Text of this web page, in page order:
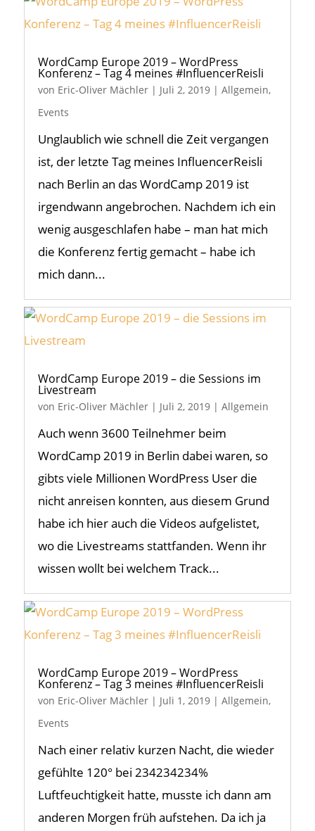
WordCamp Europe 2019 – WordPress
Konferenz – Tag 4 meines #InfluencerReisli
von Eric-Oliver Mächler| Juli 2, 2019| Allgemein,
Events
Unglaublich wie schnell die Zeit vergangen
ist, der letzte Tag meines InfluencerReisli
nach Berlin an das WordCamp 2019 ist
irgendwann angebrochen. Nachdem ich ein
wenig ausgeschlafen habe – man hat mich
die Konferenz fertig gemacht – habe ich
mich dann...
WordCamp Europe 2019 – die Sessions im
Livestream
von Eric-Oliver Mächler| Juli 2, 2019| Allgemein
Auch wenn 3600 Teilnehmer beim
WordCamp 2019 in Berlin dabei waren, so
gibts viele Millionen WordPress User die
nicht anreisen konnten, aus diesem Grund
habe ich hier auch die Videos aufgelistet,
wo die Livestreams stattfanden. Wenn ihr
wissen wollt bei welchem Track...
WordCamp Europe 2019 – WordPress
Konferenz – Tag 3 meines #InfluencerReisli
von Eric-Oliver Mächler| Juli 1, 2019| Allgemein,
Events
Nach einer relativ kurzen Nacht, die wieder
gefühlte 120° bei 234234234%
Luftfeuchtigkeit hatte, musste ich dann am
anderen Morgen früh aufstehen. Da ich ja